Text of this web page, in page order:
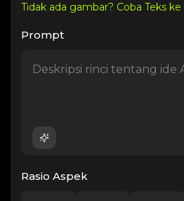
Tidak ada gambar? Coba Teks ke
Prompt
Rasio Aspek